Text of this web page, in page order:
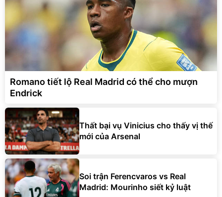
Romano tiết lộ Real Madrid có thể cho mượn
Endrick
Thất bại vụ Vinicius cho thấy vị thế
mới của Arsenal
Soi trận Ferencvaros vs Real
Madrid: Mourinho siết kỷ luật